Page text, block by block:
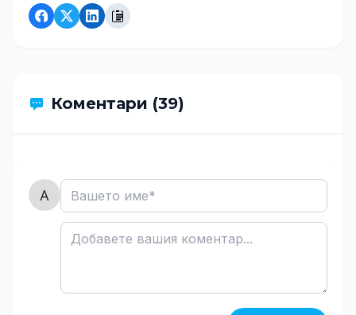
Коментари (39)